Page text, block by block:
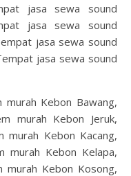
jasa sewa sound
jasa sewa sound
jasa sewa sound
jasa sewa sound
Kebon Bawang,
murah Kebon Jeruk,
Kebon Kacang,
murah Kebon Kelapa,
Kebon Kosong,